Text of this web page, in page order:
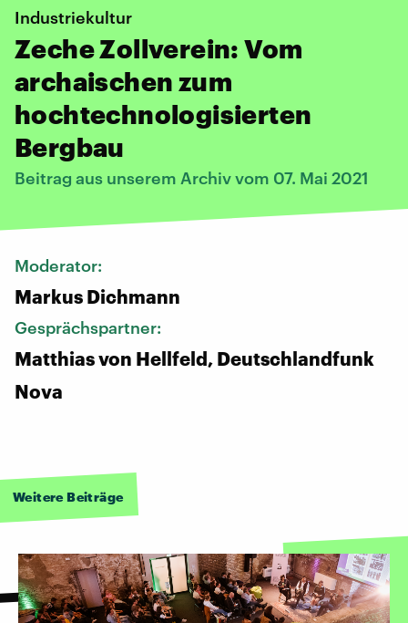
Industriekultur
Zeche Zollverein: Vom
archaischen zum
hochtechnologisierten
Bergbau
Beitrag aus unserem Archiv vom 07. Mai 2021
Moderator:
Markus Dichmann
Gesprächspartner:
Matthias von Hellfeld, Deutschlandfunk
Nova
Weitere Beiträge